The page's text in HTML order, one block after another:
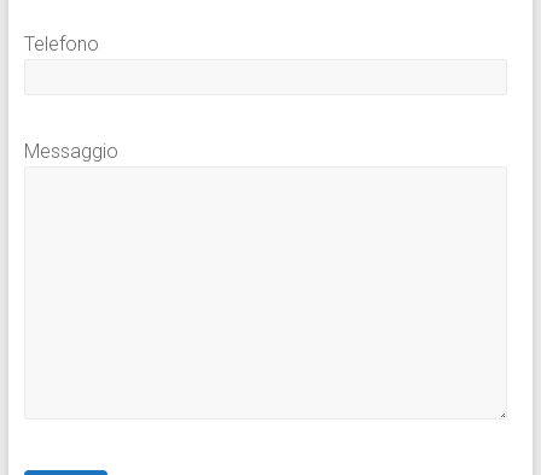
Telefono
Messaggio